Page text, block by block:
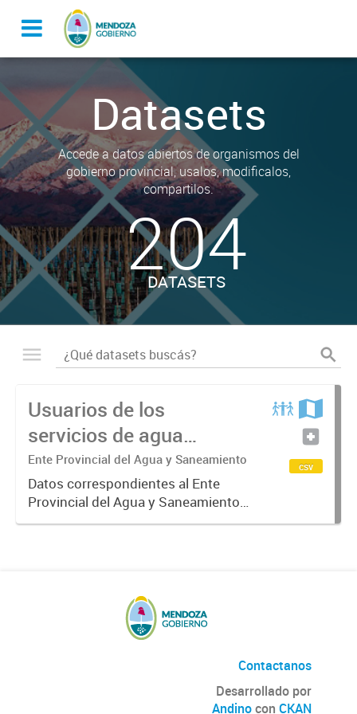
Datasets
Accede a datos abiertos de organismos del
gobierno provincial, usalos, modificalos,
compartilos.
204
DATASETS
Usuarios de los
servicios de agua
potable y cloacas
Ente Provincial del Agua y Saneamiento
Datos correspondientes al Ente
Provincial del Agua y Saneamiento
de Mendoza sobre las cuentas que
csv
Contactanos
Desarrollado por
Andinocon CKAN